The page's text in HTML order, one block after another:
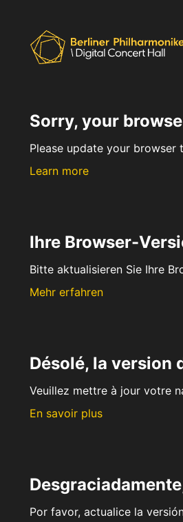
Sorry, your
Please update your
Learn more
Ihre Browser-
Bitte aktualisieren Sie Ihre
Mehr erfahren
Désolé, la version
Veuillez mettre à jour votre
En savoir plus
Por favor, actualice la